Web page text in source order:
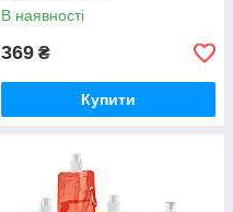
В наявності
369 ₴
Купити